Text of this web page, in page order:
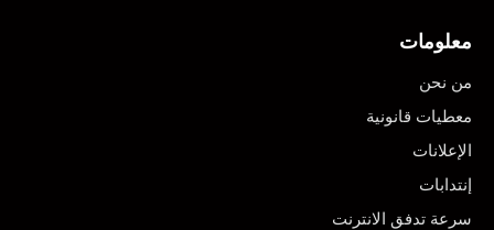
معلومات
من نحن
معطيات قانونية
الإعلانات
إنتدابات
سرعة تدفق الانترنت